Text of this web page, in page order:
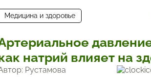
Медицина и здоровье
натрий влияет на
Рустамова